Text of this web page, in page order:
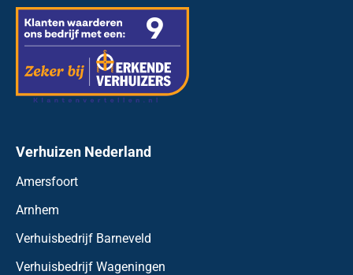
Verhuizen Nederland
Amersfoort
Arnhem
Verhuisbedrijf Barneveld
Verhuisbedrijf Wageningen